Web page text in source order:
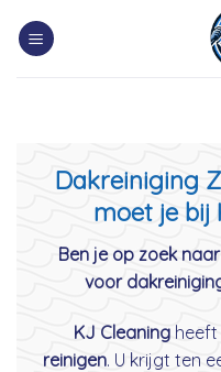
Dakreiniging
moet je bij
Ben je op zoek
voor
KJ Cleaning heeft
reinigen. U krijgt ten